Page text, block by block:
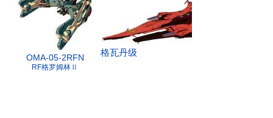
OMA-05-2RFN
RF格罗姆林Ⅱ
格瓦丹级